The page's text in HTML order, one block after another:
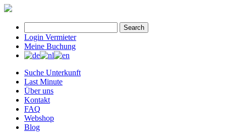
Search
Login Vermieter
Meine Buchung
Suche Unterkunft
Last Minute
Über uns
Kontakt
FAQ
Webshop
Blog